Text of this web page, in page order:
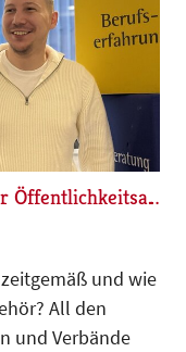
Treffen der Verantwortlichen für Öffentlichkeitsarbeit in den BdB-Landesgruppen
All den
und Verbände